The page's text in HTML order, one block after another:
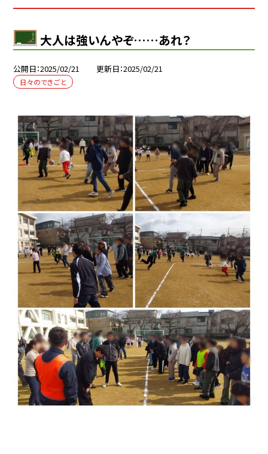
大人は強いんやぞ……あれ？
公開日 2025/02/21 更新日 2025/02/21
日々のできごと